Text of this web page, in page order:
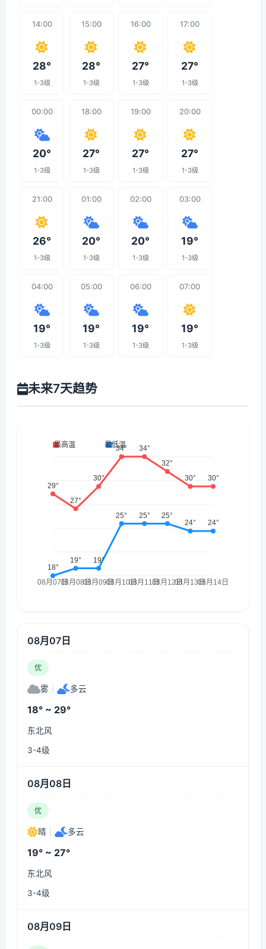
14:00
28°
1-3级
15:00
28°
1-3级
16:00
27°
1-3级
17:00
27°
1-3级
00:00
20°
1-3级
18:00
27°
1-3级
19:00
27°
1-3级
20:00
27°
1-3级
21:00
26°
1-3级
01:00
20°
1-3级
02:00
20°
1-3级
03:00
19°
1-3级
04:00
19°
1-3级
05:00
19°
1-3级
06:00
19°
1-3级
07:00
19°
1-3级
未来7天趋势
08月07日
优
雾 多云
18° ~ 29°
东北风
3-4级
08月08日
优
晴 多云
19° ~ 27°
东北风
3-4级
08月09日